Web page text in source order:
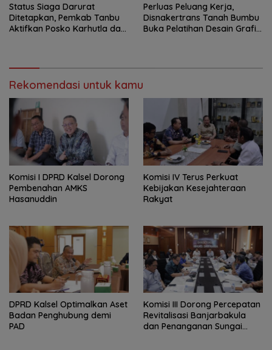
Status Siaga Darurat
Ditetapkan, Pemkab Tanbu
Aktifkan Posko Karhutla dan
Perluas Peluang Kerja,
Disnakertrans Tanah Bumbu
Buka Pelatihan Desain Grafis
Rekomendasi untuk kamu
Komisi I DPRD Kalsel Dorong
Pembenahan AMKS
Hasanuddin
Komisi IV Terus Perkuat
Kebijakan Kesejahteraan
Rakyat
‎DPRD Kalsel Optimalkan Aset
Badan Penghubung demi
PAD
‎Komisi III Dorong Percepatan
Revitalisasi Banjarbakula
dan Penanganan Sungai